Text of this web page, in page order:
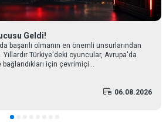
Geldi!
başarılı olmanın en önemli unsurlarından
Türkiye'deki oyuncular, Avrupa'da
için çevrimiçi...
06.08.2026